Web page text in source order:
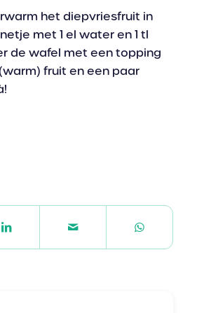
het diepvriesfruit in
met 1 el water en 1 tl
de wafel met een topping
fruit en een paar